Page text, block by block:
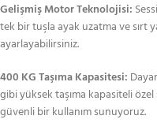
Gelişmiş Motor Teknolojisi:
tek bir tuşla ayak uzatma ve sırt
ayarlayabilirsiniz.
400 KG Taşıma Kapasitesi:
gibi yüksek taşıma kapasiteli
güvenli bir kullanım sunuyoruz.